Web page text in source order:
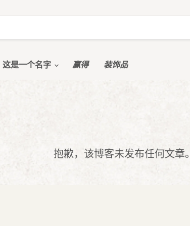
这是一个名字 赢得 装饰品
抱歉，该博客未发布任何文章。